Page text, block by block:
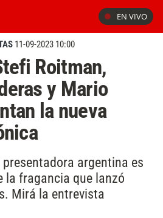
EN VIVO
11-09-2023 10:00
Roitman,
y Mario
la nueva
argentina es
la fragancia que lanzó
Mirá la entrevista